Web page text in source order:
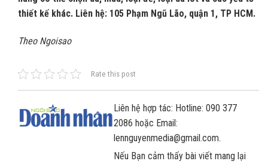
thiết kế khác. Liên hệ: 105 Phạm Ngũ Lão, quận 1, TP HCM.
Theo Ngoisao
Rate this post
Liên hệ hợp tác: Hotline: 090 377
2086 hoặc Email:
lennguyenmedia@gmail.com.
Nếu Bạn cảm thấy bài viết mang lại